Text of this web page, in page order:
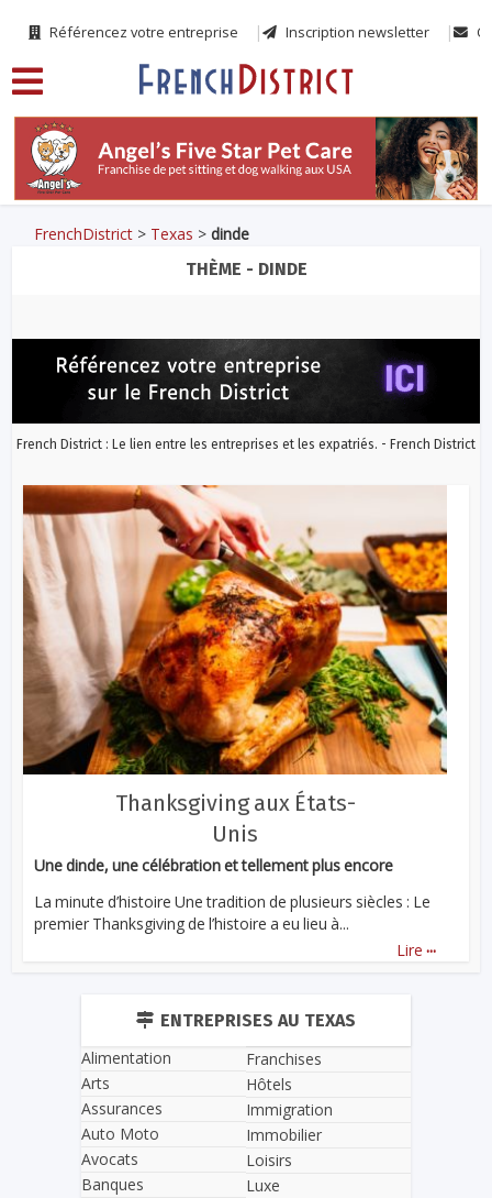
Référencez votre entreprise Inscription newsletter
FrenchDistrict > Texas >dinde
THÈME - DINDE
French District : Le lien entre les entreprises et les expatriés. - French District
Thanksgiving aux États-
Unis
Une dinde, une célébration et tellement plus encore
La minute d’histoire Une tradition de plusieurs siècles : Le
premier Thanksgiving de l’histoire a eu lieu à...
Lire ...
ENTREPRISES AU TEXAS
Alimentation
Arts
Assurances
Auto Moto
Avocats
Banques
Franchises
Hôtels
Immigration
Immobilier
Loisirs
Luxe